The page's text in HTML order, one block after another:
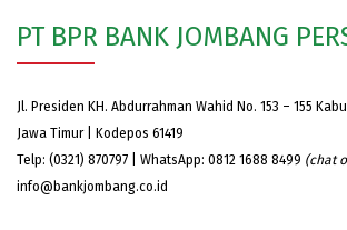
PT BPR BANK JOMBANG
Jl. Presiden KH. Abdurrahman Wahid No. 153 – 155
Jawa Timur | Kodepos 61419
Telp: (0321) 870797 | WhatsApp: 0812 1688 8499 (chat
info@bankjombang.co.id